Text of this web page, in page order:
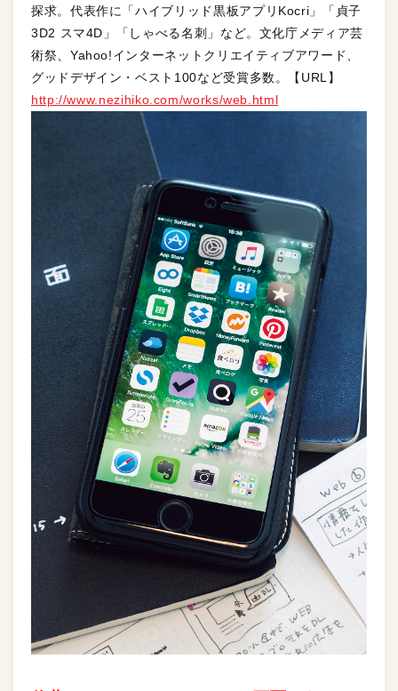
探求。代表作に「ハイブリッド黒板アプリKocri」「貞子
3D2 スマ4D」「しゃべる名刺」など。文化庁メディア芸
術祭、Yahoo!インターネットクリエイティブアワード、
グッドデザイン・ベスト100など受賞多数。【URL】
http://www.nezihiko.com/works/web.html